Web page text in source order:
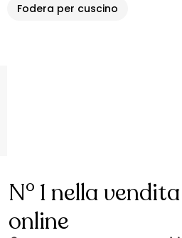
Fodera per cuscino
N° 1 nella
online